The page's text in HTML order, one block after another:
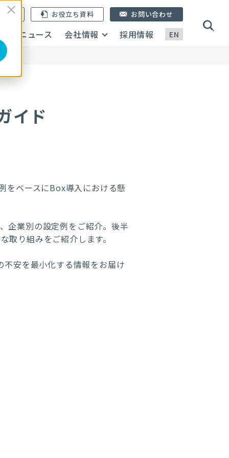
EN
録 お役立ち資料
ニュース 会社情報 採用情報
お問い合わせ
イド
をベースにBox導入における懸
企業別の設定例をご紹介。後半
り組みをご紹介します。
安を最小化する情報をお届け